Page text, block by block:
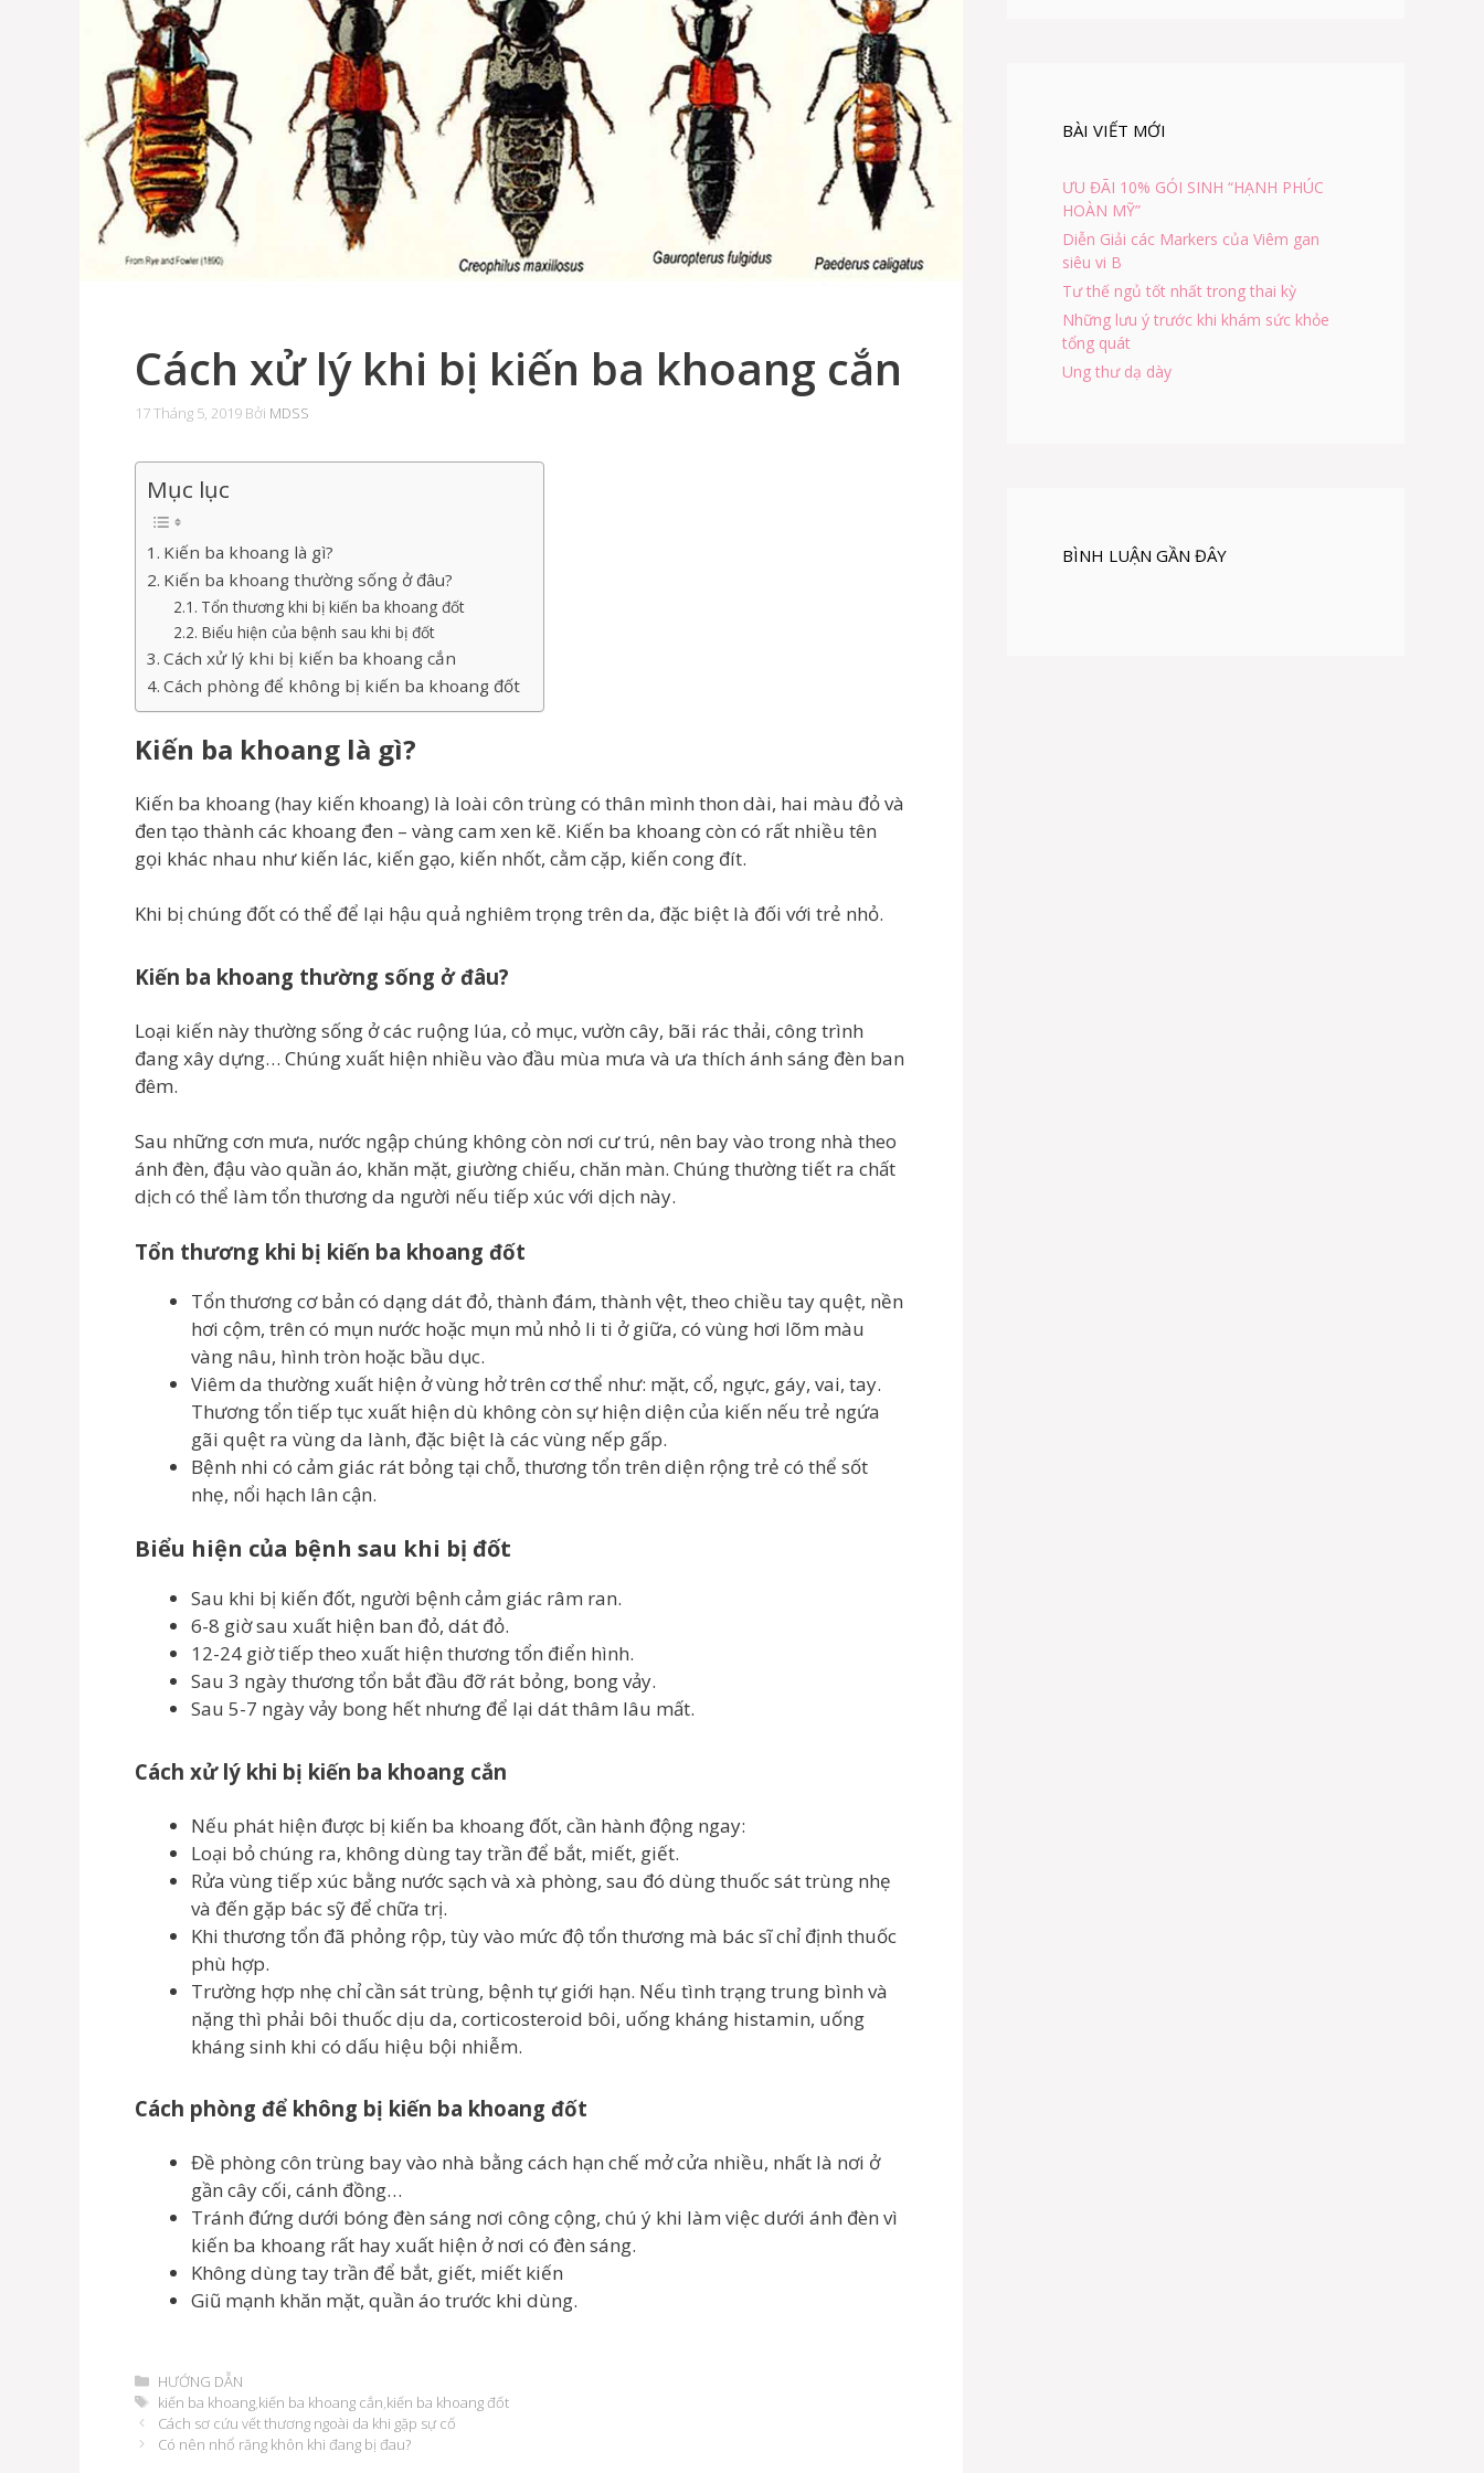
Cách xử lý khi bị kiến ba khoang cắn
17 Tháng 5, 2019 Bởi MDSS
Mục lục
Kiến ba khoang là gì?
Kiến ba khoang thường sống ở đâu?
Tổn thương khi bị kiến ba khoang đốt
Biểu hiện của bệnh sau khi bị đốt
Cách xử lý khi bị kiến ba khoang cắn
Cách phòng để không bị kiến ba khoang đốt
Kiến ba khoang là gì?
Kiến ba khoang (hay kiến khoang) là loài côn trùng có thân mình thon dài, hai màu đỏ và
đen tạo thành các khoang đen – vàng cam xen kẽ. Kiến ba khoang còn có rất nhiều tên
gọi khác nhau như kiến lác, kiến gạo, kiến nhốt, cằm cặp, kiến cong đít.
Khi bị chúng đốt có thể để lại hậu quả nghiêm trọng trên da, đặc biệt là đối với trẻ nhỏ.
Kiến ba khoang thường sống ở đâu?
Loại kiến này thường sống ở các ruộng lúa, cỏ mục, vườn cây, bãi rác thải, công trình
đang xây dựng… Chúng xuất hiện nhiều vào đầu mùa mưa và ưa thích ánh sáng đèn ban
đêm.
Sau những cơn mưa, nước ngập chúng không còn nơi cư trú, nên bay vào trong nhà theo
ánh đèn, đậu vào quần áo, khăn mặt, giường chiếu, chăn màn. Chúng thường tiết ra chất
dịch có thể làm tổn thương da người nếu tiếp xúc với dịch này.
Tổn thương khi bị kiến ba khoang đốt
Tổn thương cơ bản có dạng dát đỏ, thành đám, thành vệt, theo chiều tay quệt, nền
hơi cộm, trên có mụn nước hoặc mụn mủ nhỏ li ti ở giữa, có vùng hơi lõm màu
vàng nâu, hình tròn hoặc bầu dục.
Viêm da thường xuất hiện ở vùng hở trên cơ thể như: mặt, cổ, ngực, gáy, vai, tay.
Thương tổn tiếp tục xuất hiện dù không còn sự hiện diện của kiến nếu trẻ ngứa
gãi quệt ra vùng da lành, đặc biệt là các vùng nếp gấp.
Bệnh nhi có cảm giác rát bỏng tại chỗ, thương tổn trên diện rộng trẻ có thể sốt
nhẹ, nổi hạch lân cận.
Biểu hiện của bệnh sau khi bị đốt
Sau khi bị kiến đốt, người bệnh cảm giác râm ran.
6-8 giờ sau xuất hiện ban đỏ, dát đỏ.
12-24 giờ tiếp theo xuất hiện thương tổn điển hình.
Sau 3 ngày thương tổn bắt đầu đỡ rát bỏng, bong vảy.
Sau 5-7 ngày vảy bong hết nhưng để lại dát thâm lâu mất.
Cách xử lý khi bị kiến ba khoang cắn
Nếu phát hiện được bị kiến ba khoang đốt, cần hành động ngay:
Loại bỏ chúng ra, không dùng tay trần để bắt, miết, giết.
Rửa vùng tiếp xúc bằng nước sạch và xà phòng, sau đó dùng thuốc sát trùng nhẹ
và đến gặp bác sỹ để chữa trị.
Khi thương tổn đã phỏng rộp, tùy vào mức độ tổn thương mà bác sĩ chỉ định thuốc
phù hợp.
Trường hợp nhẹ chỉ cần sát trùng, bệnh tự giới hạn. Nếu tình trạng trung bình và
nặng thì phải bôi thuốc dịu da, corticosteroid bôi, uống kháng histamin, uống
kháng sinh khi có dấu hiệu bội nhiễm.
Cách phòng để không bị kiến ba khoang đốt
Đề phòng côn trùng bay vào nhà bằng cách hạn chế mở cửa nhiều, nhất là nơi ở
gần cây cối, cánh đồng…
Tránh đứng dưới bóng đèn sáng nơi công cộng, chú ý khi làm việc dưới ánh đèn vì
kiến ba khoang rất hay xuất hiện ở nơi có đèn sáng.
Không dùng tay trần để bắt, giết, miết kiến
Giũ mạnh khăn mặt, quần áo trước khi dùng.
Danh
mục
HƯỚNG DẪN
Thẻ
kiến ba khoang, kiến ba khoang cắn kiến ba khoang đốt
Điều
hướng
Cách sơ cứu vết thương ngoài da khi gặp sự cố
Có nên nhổ răng khôn khi đang bị đau?
BÀI VIẾT MỚI
ƯU ĐÃI 10% GÓI SINH “HẠNH PHÚC
HOÀN MỸ”
Diễn Giải các Markers của Viêm gan
siêu vi B
Tư thế ngủ tốt nhất trong thai kỳ
Những lưu ý trước khi khám sức khỏe
tổng quát
Ung thư dạ dày
BÌNH LUẬN GẦN ĐÂY